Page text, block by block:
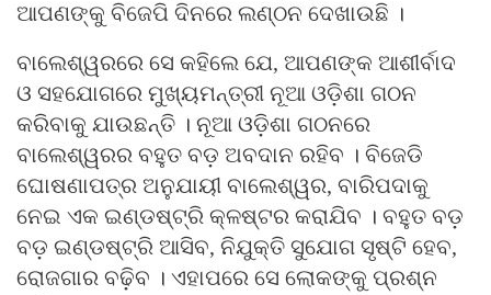
ଆପଣଙ୍କୁ ବିଜେପି ଦିନରେ ଲଣ୍ଠନ ଦେଖାଉଛି ।
ବାଲେଶ୍ୱରରେ ସେ କହିଲେ ଯେ, ଆପଣଙ୍କ ଆଶୀର୍ବାଦ
ଓ ସହଯୋଗରେ ମୁଖ୍ୟମନ୍ତ୍ରୀ ନୂଆ ଓଡ଼ିଶା ଗଠନ
କରିବାକୁ ଯାଉଛନ୍ତି । ନୂଆ ଓଡ଼ିଶା ଗଠନରେ
ବାଲେଶ୍ୱରର ବହୁତ ବଡ଼ ଅବଦାନ ରହିବ । ବିଜେଡି
ଘୋଷଣାପତ୍ର ଅନୁଯାୟୀ ବାଲେଶ୍ୱର, ବାରିପଦାକୁ
ନେଇ ଏକ ଇଣ୍ଡଷ୍ଟ୍ରି କ୍ଳଷ୍ଟର କରାଯିବ । ବହୁତ ବଡ଼
ବଡ଼ ଇଣ୍ଡଷ୍ଟ୍ରି ଆସିବ, ନିଯୁକ୍ତି ସୁଯୋଗ ସୃଷ୍ଟି ହେବ,
ରୋଜଗାର ବଢ଼ିବ । ଏହାପରେ ସେ ଲୋକଙ୍କୁ ପ୍ରଶ୍ନ